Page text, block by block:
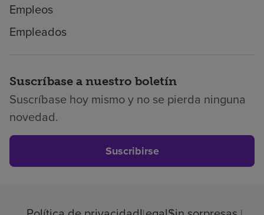
Empleos
Empleados
Suscríbase a nuestro boletín
Suscríbase hoy mismo y no se pierda ninguna
novedad.
Suscribirse